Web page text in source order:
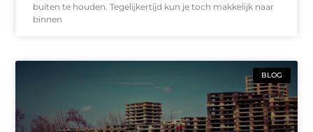
buiten te houden. Tegelijkertijd kun je toch makkelijk naar
binnen
BLOG